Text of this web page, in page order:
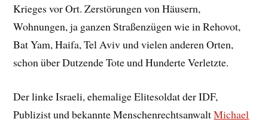
Krieges vor Ort. Zerstörungen von Häusern,
Wohnungen, ja ganzen Straßenzügen wie in Rehovot,
Bat Yam, Haifa, Tel Aviv und vielen anderen Orten,
schon über Dutzende Tote und Hunderte Verletzte.
Der linke Israeli, ehemalige Elitesoldat der IDF,
Publizist und bekannte MenschenrechtsanwaltMichael